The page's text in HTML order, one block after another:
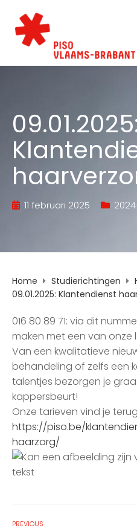
11 februari 2025
Home Studierichtingen
09.01.2025: Klantendienst
016 80 89 71: via dit
maken met een van onze
Van een kwalitatieve
behandeling of zelfs een
talentjes bezorgen je
kappersbeurt!
Onze tarieven vind je
https://piso.be/
haarzorg/
PREVIOUS